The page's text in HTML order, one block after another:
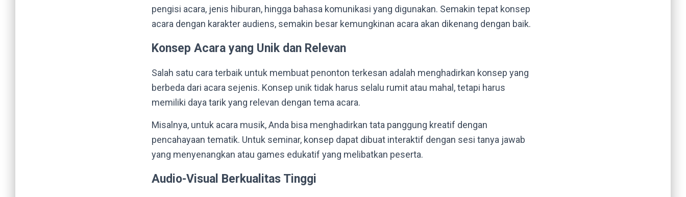
pengisi acara, jenis hiburan, hingga bahasa komunikasi yang digunakan. Semakin tepat konsep
acara dengan karakter audiens, semakin besar kemungkinan acara akan dikenang dengan baik.
Konsep Acara yang Unik dan Relevan
Salah satu cara terbaik untuk membuat penonton terkesan adalah menghadirkan konsep yang
berbeda dari acara sejenis. Konsep unik tidak harus selalu rumit atau mahal, tetapi harus
memiliki daya tarik yang relevan dengan tema acara.
Misalnya, untuk acara musik, Anda bisa menghadirkan tata panggung kreatif dengan
pencahayaan tematik. Untuk seminar, konsep dapat dibuat interaktif dengan sesi tanya jawab
yang menyenangkan atau games edukatif yang melibatkan peserta.
Audio-Visual Berkualitas Tinggi